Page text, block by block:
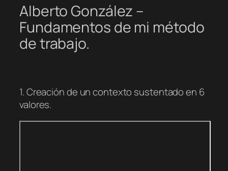
Alberto González –
Fundamentos de mi método
de trabajo.
1. Creación de un contexto sustentado en 6
valores.